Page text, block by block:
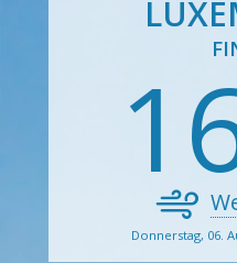
Donnerstag, 06.